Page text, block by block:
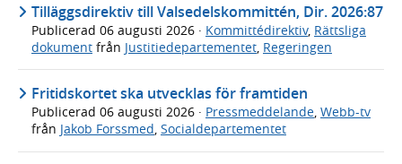
Tilläggsdirektiv till Valsedelskommittén, Dir. 2026:87
Publicerad 06 augusti 2026 · Kommittédirektiv, Rättsliga
dokument från Justitiedepartementet Regeringen
Fritidskortet ska utvecklas för framtiden
Publicerad 06 augusti 2026 · Pressmeddelande, Webb-tv
från Jakob Forssmed, Socialdepartementet